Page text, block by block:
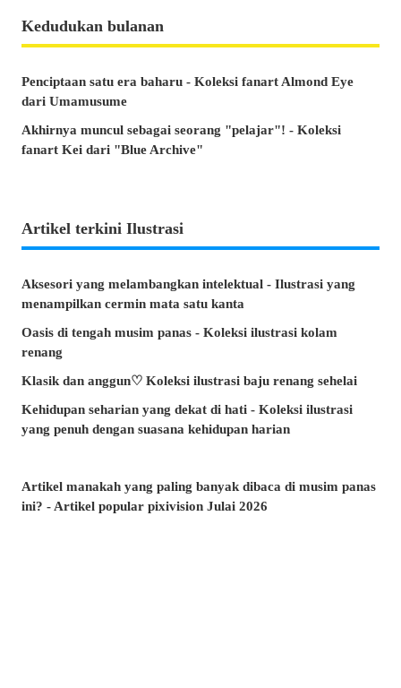
Kedudukan bulanan
Penciptaan satu era baharu - Koleksi fanart Almond Eye
dari Umamusume
Akhirnya muncul sebagai seorang "pelajar"! - Koleksi
fanart Kei dari "Blue Archive"
Artikel terkini Ilustrasi
Aksesori yang melambangkan intelektual - Ilustrasi yang
menampilkan cermin mata satu kanta
Oasis di tengah musim panas - Koleksi ilustrasi kolam
renang
Klasik dan anggun♡ Koleksi ilustrasi baju renang sehelai
Kehidupan seharian yang dekat di hati - Koleksi ilustrasi
yang penuh dengan suasana kehidupan harian
Artikel manakah yang paling banyak dibaca di musim panas
ini? - Artikel popular pixivision Julai 2026